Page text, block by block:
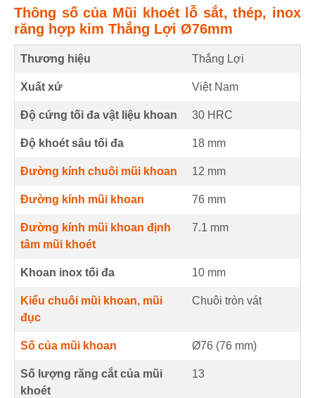
Thông số của Mũi khoét lỗ sắt, thép, inox
răng hợp kim Thắng Lợi Ø76mm
Thương hiệu Thắng Lợi
Xuất xứ Việt Nam
Độ cứng tối đa vật liệu khoan 30 HRC
Độ khoét sâu tối đa 18 mm
Đường kính chuôi mũi khoan 12 mm
Đường kính mũi khoan 76 mm
Đường kính mũi khoan định
tâm mũi khoét
7.1 mm
Khoan inox tối đa 10 mm
Kiểu chuôi mũi khoan, mũi
đục
Chuôi tròn vát
Số của mũi khoan Ø76 (76 mm)
Số lượng răng cắt của mũi
khoét
13